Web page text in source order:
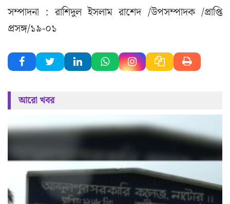
সম্পাদনা : রাশিদুল ইসলাম রাশেদ /উপসম্পাদক /প্রাপ্তি
প্রসঙ্গ/১৯-০১
আরো খবর